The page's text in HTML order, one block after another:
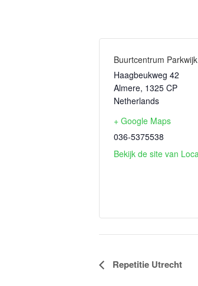
Buurtcentrum Parkwijk
Haagbeukweg 42
Almere, 1325 CP
Netherlands
+ Google Maps
036-5375538
Bekijk de site van
Evenement
Repetitie Utrecht